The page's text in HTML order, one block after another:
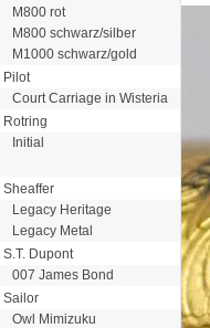
M800 rot
M800 schwarz/silber
M1000 schwarz/gold
Pilot
Court Carriage in Wisteria
Rotring
Initial
Sheaffer
Legacy Heritage
Legacy Metal
S.T. Dupont
007 James Bond
Sailor
Owl Mimizuku